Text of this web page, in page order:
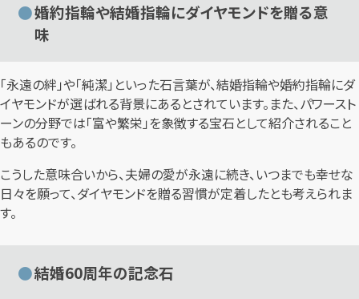
婚約指輪や結婚指輪にダイヤモンドを贈る意
味
「永遠の絆」や「純潔」といった石言葉が、結婚指輪や婚約指輪にダ
イヤモンドが選ばれる背景にあるとされています。また、パワースト
ーンの分野では「富や繁栄」を象徴する宝石として紹介されること
もあるのです。
こうした意味合いから、夫婦の愛が永遠に続き、いつまでも幸せな
日々を願って、ダイヤモンドを贈る習慣が定着したとも考えられま
す。
結婚60周年の記念石